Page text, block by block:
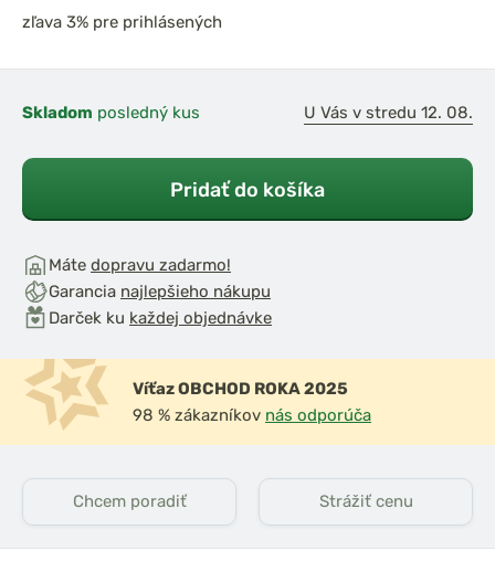
zľava 3% pre prihlásených
Skladom posledný kus U Vás v stredu 12. 08.
Pridať do košíka
Máte dopravu zadarmo!
Garancia najlepšieho nákupu
Darček ku každej objednávke
Víťaz OBCHOD ROKA 2025
98 % zákazníkov nás odporúča
Chcem poradiť Strážiť cenu